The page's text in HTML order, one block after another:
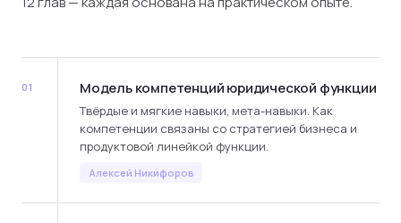
01 Модель компетенций юридической функции
Твёрдые и мягкие навыки, мета-навыки. Как
компетенции связаны со стратегией бизнеса и
продуктовой линейкой функции.
Алексей Никифоров